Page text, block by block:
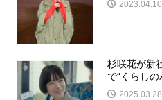
2023.04.10
杉咲花が新
で“くらしの
2025.03.28